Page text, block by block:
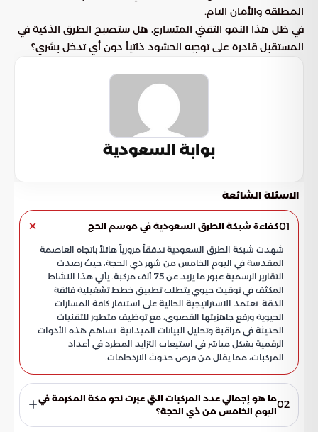
المطلقة والأمان التام.
في ظل هذا النمو التقني المتسارع، هل ستصبح الطرق الذكية في
المستقبل قادرة على توجيه الحشود ذاتياً دون أي تدخل بشري؟
بوابة السعودية
الاسئلة الشائعة
01كفاءة شبكة الطرق السعودية في موسم الحج
شهدت شبكة الطرق السعودية تدفقاً مرورياً هائلاً باتجاه العاصمة
المقدسة في اليوم الخامس من شهر ذي الحجة، حيث رصدت
التقارير الرسمية عبور ما يزيد عن 75 ألف مركبة. يأتي هذا النشاط
المكثف في توقيت حيوي يتطلب تطبيق خطط تشغيلية فائقة
الدقة. تعتمد الاستراتيجية الحالية على استنفار كافة المسارات
الحيوية ورفع جاهزيتها القصوى، مع توظيف متطور للتقنيات
الحديثة في مراقبة وتحليل البيانات الميدانية. تساهم هذه الأدوات
الرقمية بشكل مباشر في استيعاب التزايد المطرد في أعداد
المركبات، مما يقلل من فرص حدوث الازدحامات.
02ما هو إجمالي عدد المركبات التي عبرت نحو مكة المكرمة في
اليوم الخامس من ذي الحجة؟